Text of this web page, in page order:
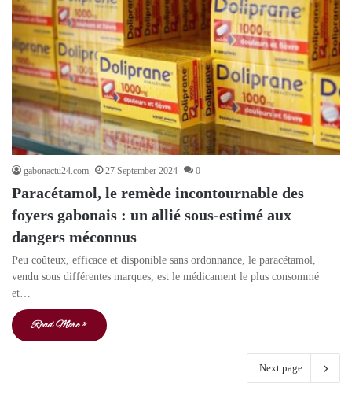
gabonactu24.com 27 September 2024 0
Paracétamol, le remède incontournable des
foyers gabonais : un allié sous-estimé aux
dangers méconnus
Peu coûteux, efficace et disponible sans ordonnance, le paracétamol,
vendu sous différentes marques, est le médicament le plus consommé
et…
Read More »
Next page